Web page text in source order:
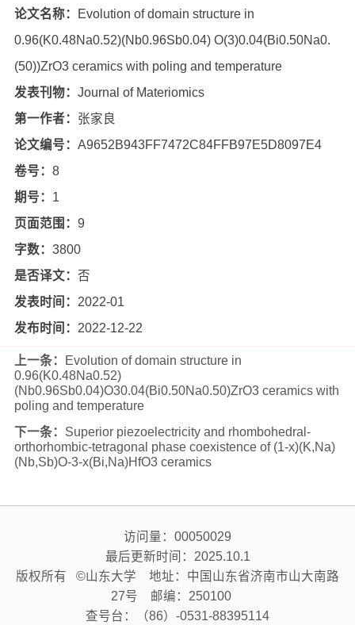
论文名称：
Evolution of domain structure in
0.96(K0.48Na0.52)(Nb0.96Sb0.04) O(3)0.04(Bi0.50Na0.
(50))ZrO3 ceramics with poling and temperature
发表刊物： Journal of Materiomics
第一作者： 张家良
论文编号： A9652B943FF7472C84FFB97E5D8097E4
卷号： 8
期号： 1
页面范围： 9
字数： 3800
是否译文： 否
发表时间： 2022-01
发布时间： 2022-12-22
上一条：
Evolution of domain structure in
0.96(K0.48Na0.52)
(Nb0.96Sb0.04)O30.04(Bi0.50Na0.50)ZrO3 ceramics with
poling and temperature
下一条： Superior piezoelectricity and rhombohedral-
orthorhombic-tetragonal phase coexistence of (1-x)(K,Na)
(Nb,Sb)O-3-x(Bi,Na)HfO3 ceramics
访问量： 00050029
最后更新时间： 2025.10.1
版权所有 ©山东大学 地址：中国山东省济南市山大南路
27号 邮编：250100
查号台：（86）-0531-88395114